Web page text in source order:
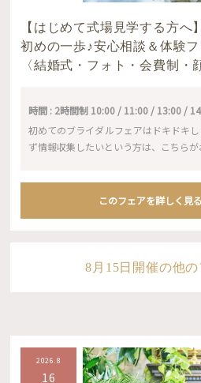
【はじめて式場見学する方へ】
初めの一歩♪安心相談＆体験フ
〈結婚式・フォト・会費制・
時間 : 2時間制 10:00 / 11:00 / 13:00 /
初めてのブライダルフェアはドキドキ
ず情報収集したいという方は、こちらが
このフェアを詳しく見
8月15日開催の他
2026.8
16